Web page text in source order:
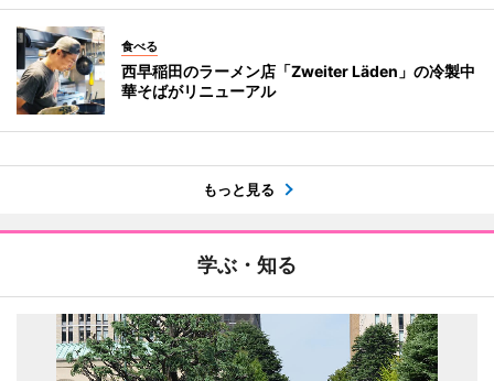
食べる
西早稲田のラーメン店「Zweiter Läden」の冷製中
華そばがリニューアル
もっと見る
学ぶ・知る